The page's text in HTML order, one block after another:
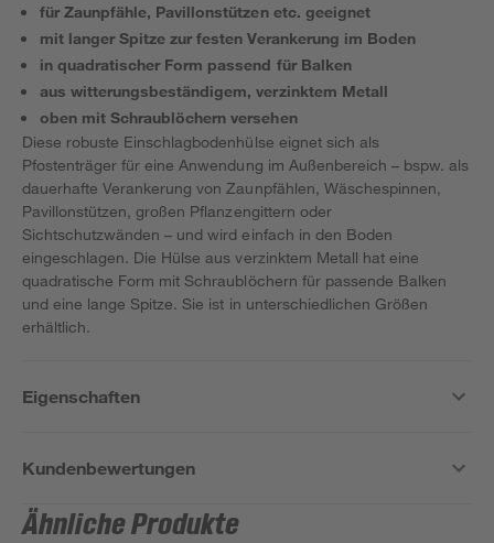
für Zaunpfähle, Pavillonstützen etc. geeignet
mit langer Spitze zur festen Verankerung im Boden
in quadratischer Form passend für Balken
aus witterungsbeständigem, verzinktem Metall
oben mit Schraublöchern versehen
Diese robuste Einschlagbodenhülse eignet sich als
Pfostenträger für eine Anwendung im Außenbereich – bspw. als
dauerhafte Verankerung von Zaunpfählen, Wäschespinnen,
Pavillonstützen, großen Pflanzengittern oder
Sichtschutzwänden – und wird einfach in den Boden
eingeschlagen. Die Hülse aus verzinktem Metall hat eine
quadratische Form mit Schraublöchern für passende Balken
und eine lange Spitze. Sie ist in unterschiedlichen Größen
erhältlich.
Eigenschaften
Kundenbewertungen
Ähnliche Produkte